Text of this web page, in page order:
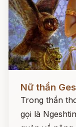
Nữ thần
Trong thần
gọi là